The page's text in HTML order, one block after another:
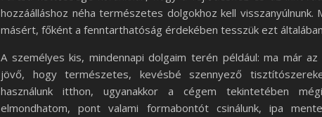
hozzáálláshoz néha természetes dolgokhoz kell visszanyúlnunk.
másért, főként a fenntarthatóság érdekében tesszük ezt
A személyes kis, mindennapi dolgaim terén például: ma már az
jövő, hogy természetes, kevésbé szennyező
használunk itthon, ugyanakkor a cégem tekintetében
elmondhatom, pont valami formabontót csinálunk, ipa